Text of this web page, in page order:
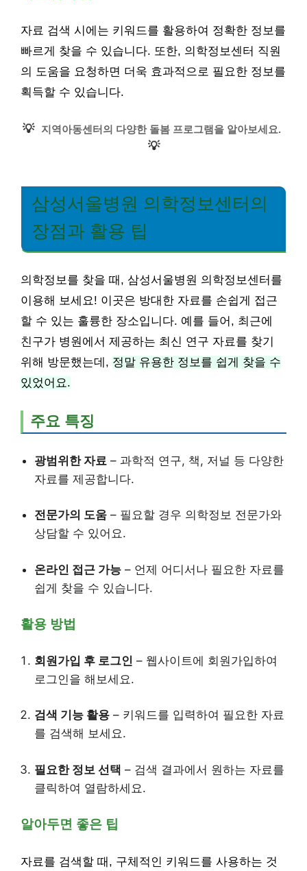
자료 검색 시에는 키워드를 활용하여 정확한 정보를
빠르게 찾을 수 있습니다. 또한, 의학정보센터 직원
의 도움을 요청하면 더욱 효과적으로 필요한 정보를
획득할 수 있습니다.
💡 지역아동센터의 다양한 돌봄 프로그램을 알아보세요.
💡
삼성서울병원 의학정보센터의
장점과 활용 팁
의학정보를 찾을 때, 삼성서울병원 의학정보센터를
이용해 보세요! 이곳은 방대한 자료를 손쉽게 접근
할 수 있는 훌륭한 장소입니다. 예를 들어, 최근에
친구가 병원에서 제공하는 최신 연구 자료를 찾기
위해 방문했는데, 정말 유용한 정보를 쉽게 찾을 수
있었어요.
주요 특징
광범위한 자료 – 과학적 연구, 책, 저널 등 다양한
자료를 제공합니다.
전문가의 도움 – 필요할 경우 의학정보 전문가와
상담할 수 있어요.
온라인 접근 가능 – 언제 어디서나 필요한 자료를
쉽게 찾을 수 있습니다.
활용 방법
회원가입 후 로그인 – 웹사이트에 회원가입하여
로그인을 해보세요.
검색 기능 활용 – 키워드를 입력하여 필요한 자료
를 검색해 보세요.
필요한 정보 선택 – 검색 결과에서 원하는 자료를
클릭하여 열람하세요.
알아두면 좋은 팁
자료를 검색할 때, 구체적인 키워드를 사용하는 것